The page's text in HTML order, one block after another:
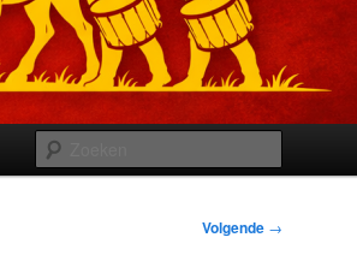
Volgende →